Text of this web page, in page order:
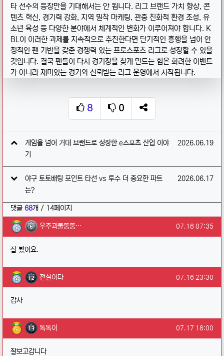
타 선수의 등장만을 기대해서는 안 됩니다. 리그 브랜드 가치 향상, 콘
텐츠 혁신, 경기력 강화, 지역 밀착 마케팅, 관중 친화적 환경 조성, 유
소년 육성 등 다양한 분야에서 체계적인 변화가 이루어져야 합니다. K
BL이 이러한 과제를 지속적으로 추진한다면 단기적인 흥행을 넘어 안
정적인 팬 기반을 갖춘 경쟁력 있는 프로스포츠 리그로 성장할 수 있을
것입니다. 결국 팬들이 다시 경기장을 찾게 만드는 힘은 화려한 이벤트
가 아니라 재미있는 경기와 신뢰받는 리그 운영에서 시작됩니다.
8
추천
0
비추천SNS 공유
게임을 넘어 거대 브랜드로 성장한 e스포츠 산업 이야
기
작성일
2026.06.19
야구 토토배팅 포인트 타선 vs 투수 더 중요한 파트
는?
작성일
2026.06.17
댓글 68개 / 14페이지
우주괴물뚱뚱보님의 댓글
우주괴물뚱뚱… 작성일
07.16 07:35
잘 봤어요.
전설이다님의 댓글
전설이다 작성일
07.16 23:30
감사
톡톡이님의 댓글
톡톡이 작성일
07.17 18:00
잘보고갑니다